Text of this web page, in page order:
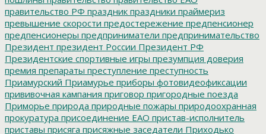
правительство РФ праздник праздники праймериз
превышение скорости предостережение предпенсионер
предпенсионеры предприниматели предпринимательство
Президент президент России Президент РФ
Президентские спортивные игры презумпция доверия
премия препараты преступление преступность
Приамурский Приамурье приборы фотовидеофиксации
прививочная кампания приговор пригородные поезда
Приморье природа природные пожары природоохранная
прокуратура присоединение ЕАО пристав-исполнитель
приставы присяга присяжные заседатели Приходько